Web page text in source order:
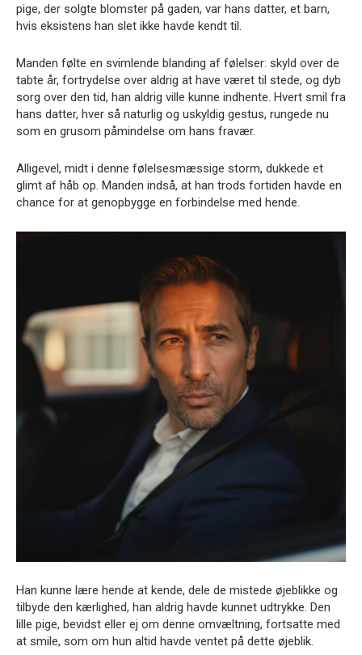
pige, der solgte blomster på gaden, var hans datter, et barn,
hvis eksistens han slet ikke havde kendt til.
Manden følte en svimlende blanding af følelser: skyld over de
tabte år, fortrydelse over aldrig at have været til stede, og dyb
sorg over den tid, han aldrig ville kunne indhente. Hvert smil fra
hans datter, hver så naturlig og uskyldig gestus, rungede nu
som en grusom påmindelse om hans fravær.
Alligevel, midt i denne følelsesmæssige storm, dukkede et
glimt af håb op. Manden indså, at han trods fortiden havde en
chance for at genopbygge en forbindelse med hende.
Han kunne lære hende at kende, dele de mistede øjeblikke og
tilbyde den kærlighed, han aldrig havde kunnet udtrykke. Den
lille pige, bevidst eller ej om denne omvæltning, fortsatte med
at smile, som om hun altid havde ventet på dette øjeblik.